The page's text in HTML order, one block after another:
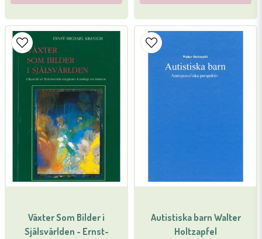
Växter Som Bilder i
Själsvärlden - Ernst-
Autistiska barn Walter
Holtzapfel